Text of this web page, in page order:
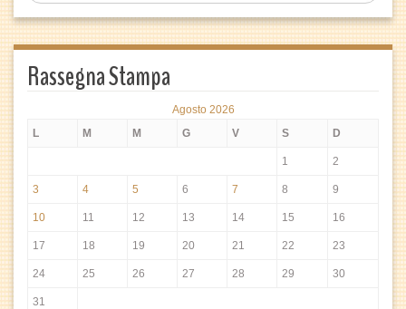
Rassegna Stampa
Agosto 2026
L
M M G V S D
1 2
3 4 5 6 7 8 9
10 11 12 13 14 15 16
17 18 19 20 21 22 23
24 25 26 27 28 29 30
31